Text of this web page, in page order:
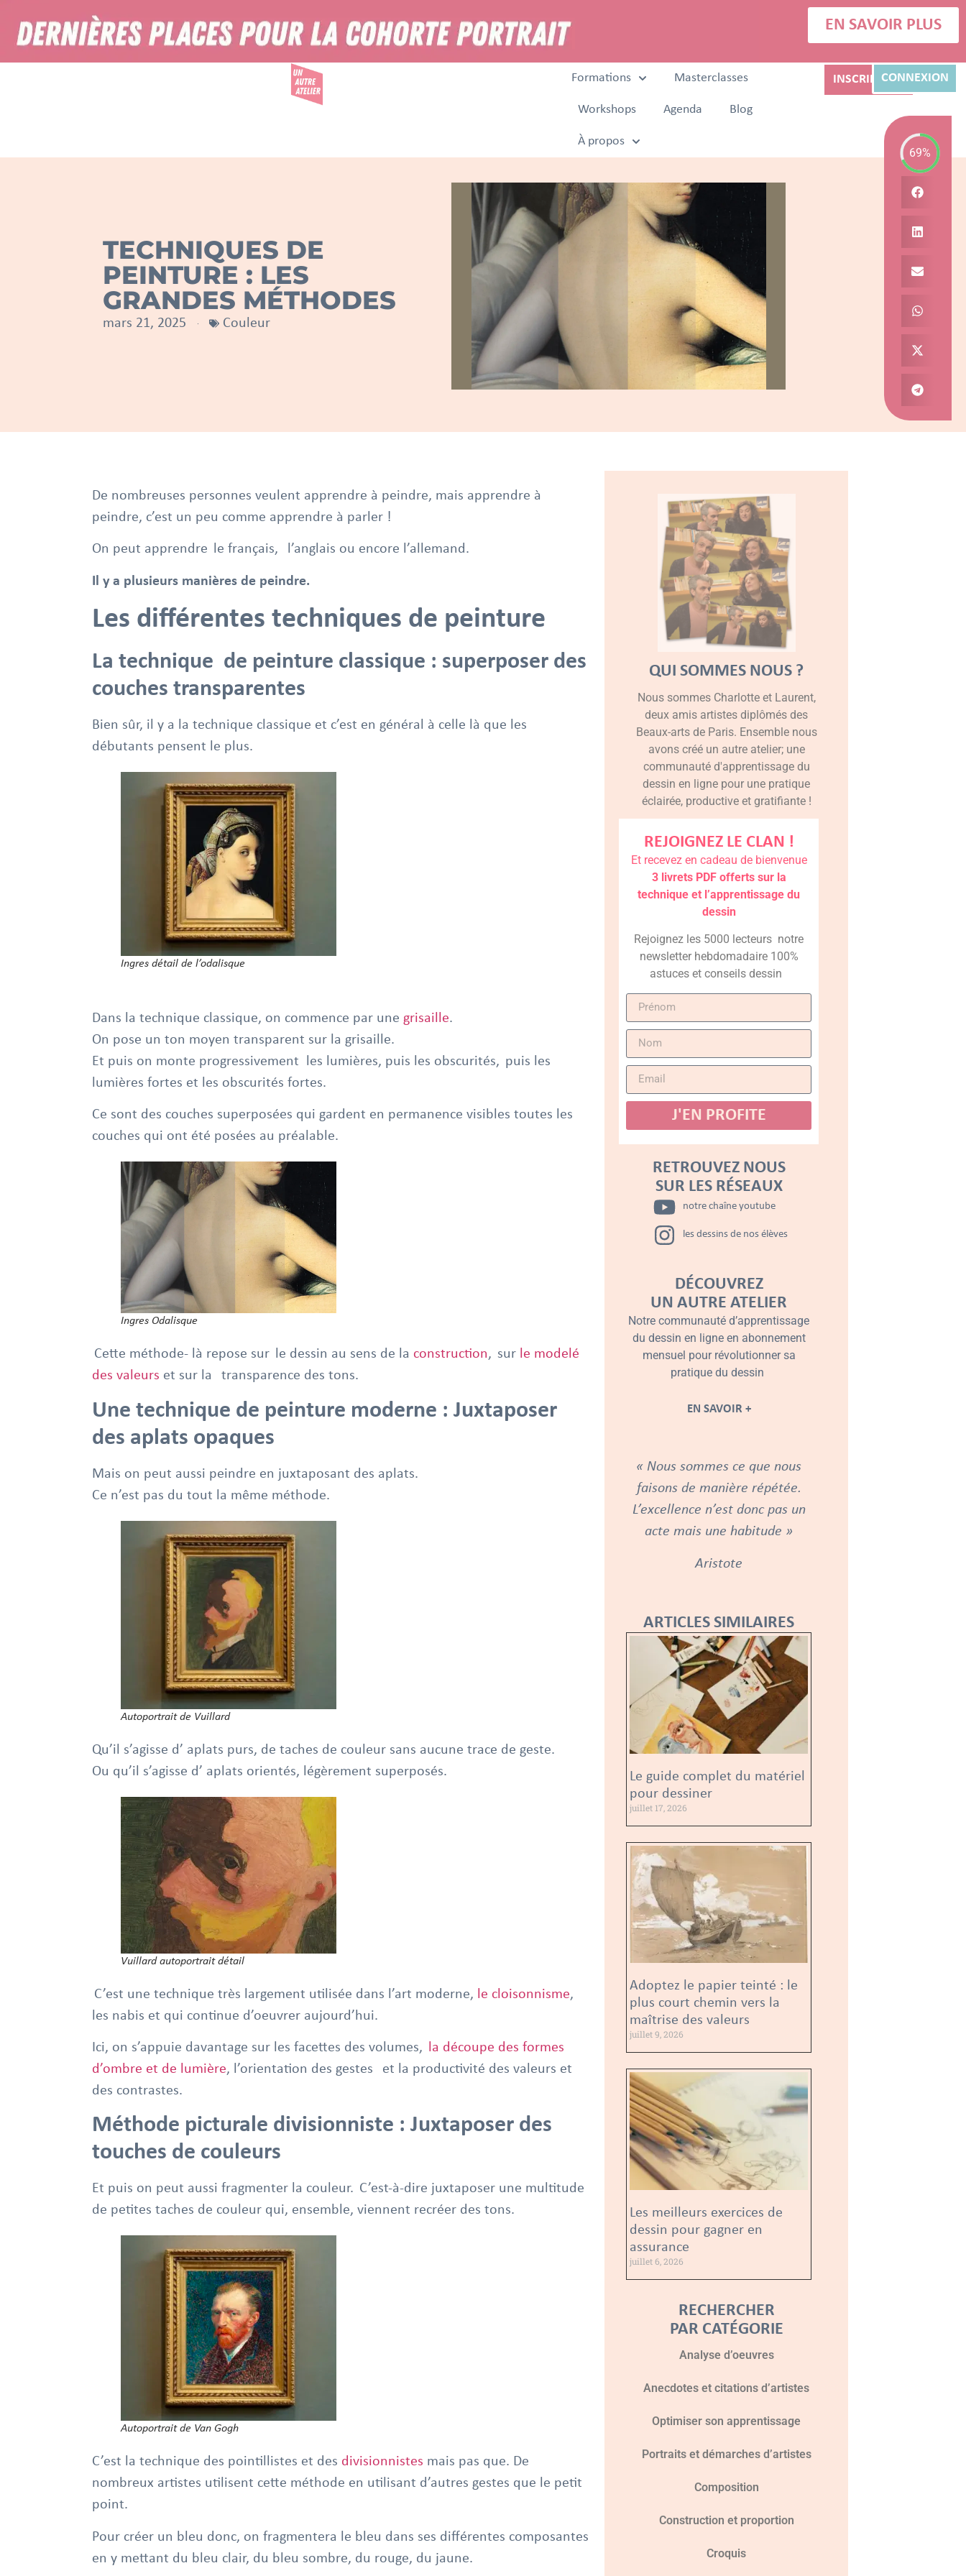
EN SAVOIR PLUS
Formations Masterclasses
Workshops Agenda Blog
À propos
INSCRIPTIONCONNEXION
TECHNIQUES DE
PEINTURE : LES
GRANDES MÉTHODES
mars 21, 2025 Couleur
De nombreuses personnes veulent apprendre à peindre, mais apprendre à
peindre, c’est un peu comme apprendre à parler !
On peut apprendre le français, l’anglais ou encore l’allemand.
Il y a plusieurs manières de peindre.
Les différentes techniques de peinture
La technique de peinture classique : superposer des
couches transparentes
Bien sûr, il y a la technique classique et c’est en général à celle là que les
débutants pensent le plus.
Ingres détail de l’odalisque
Dans la technique classique, on commence par une grisaille.
On pose un ton moyen transparent sur la grisaille.
Et puis on monte progressivement les lumières, puis les obscurités, puis les
lumières fortes et les obscurités fortes.
Ce sont des couches superposées qui gardent en permanence visibles toutes les
couches qui ont été posées au préalable.
Ingres Odalisque
Cette méthode- là repose sur le dessin au sens de la construction, sur le modelé
des valeurs et sur la transparence des tons.
Une technique de peinture moderne : Juxtaposer
des aplats opaques
Mais on peut aussi peindre en juxtaposant des aplats.
Ce n’est pas du tout la même méthode.
Autoportrait de Vuillard
Qu’il s’agisse d’ aplats purs, de taches de couleur sans aucune trace de geste.
Ou qu’il s’agisse d’ aplats orientés, légèrement superposés.
Vuillard autoportrait détail
C’est une technique très largement utilisée dans l’art moderne, le cloisonnisme,
les nabis et qui continue d’oeuvrer aujourd’hui.
Ici, on s’appuie davantage sur les facettes des volumes,
la découpe des formes
d’ombre et de lumière, l’orientation des gestes et la productivité des valeurs et
des contrastes.
Méthode picturale divisionniste : Juxtaposer des
touches de couleurs
Et puis on peut aussi fragmenter la couleur. C’est-à-dire juxtaposer une multitude
de petites taches de couleur qui, ensemble, viennent recréer des tons.
Autoportrait de Van Gogh
C’est la technique des pointillistes et des divisionnistes mais pas que. De
nombreux artistes utilisent cette méthode en utilisant d’autres gestes que le petit
point.
Pour créer un bleu donc, on fragmentera le bleu dans ses différentes composantes
en y mettant du bleu clair, du bleu sombre, du rouge, du jaune.
QUI SOMMES NOUS ?
Nous sommes Charlotte et Laurent,
deux amis artistes diplômés des
Beaux-arts de Paris. Ensemble nous
avons créé un autre atelier; une
communauté d'apprentissage du
dessin en ligne pour une pratique
éclairée, productive et gratifiante !
REJOIGNEZ LE CLAN !
Et recevez en cadeau de bienvenue
3 livrets PDF offerts sur la
technique et l’apprentissage du
dessin
Rejoignez les 5000 lecteurs notre
newsletter hebdomadaire 100%
astuces et conseils dessin
J'EN PROFITE
RETROUVEZ NOUS
SUR LES RÉSEAUX
notre chaîne youtube
les dessins de nos élèves
DÉCOUVREZ
UN AUTRE ATELIER
Notre communauté d’apprentissage
du dessin en ligne en abonnement
mensuel pour révolutionner sa
pratique du dessin
EN SAVOIR +
« Nous sommes ce que nous
faisons de manière répétée.
L’excellence n’est donc pas un
acte mais une habitude »
Aristote
ARTICLES SIMILAIRES
Le guide complet du matériel
pour dessiner
juillet 17, 2026
Adoptez le papier teinté : le
plus court chemin vers la
maîtrise des valeurs
juillet 9, 2026
Les meilleurs exercices de
dessin pour gagner en
assurance
juillet 6, 2026
RECHERCHER
PAR CATÉGORIE
Analyse d’oeuvres
Anecdotes et citations d’artistes
Optimiser son apprentissage
Portraits et démarches d’artistes
Composition
Construction et proportion
Croquis
69%